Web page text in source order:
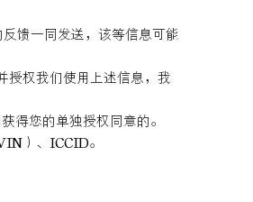
馈一同发送，该等信息可能
授权我们使用上述信息，我
得您的单独授权同意的。
）、ICCID。